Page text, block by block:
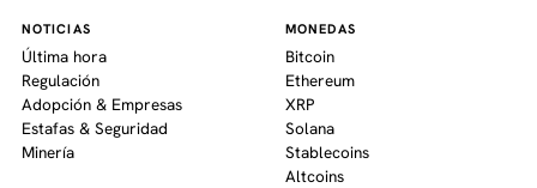
NOTICIAS
Última hora
Regulación
Adopción & Empresas
Estafas & Seguridad
Minería
MONEDAS
Bitcoin
Ethereum
XRP
Solana
Stablecoins
Altcoins